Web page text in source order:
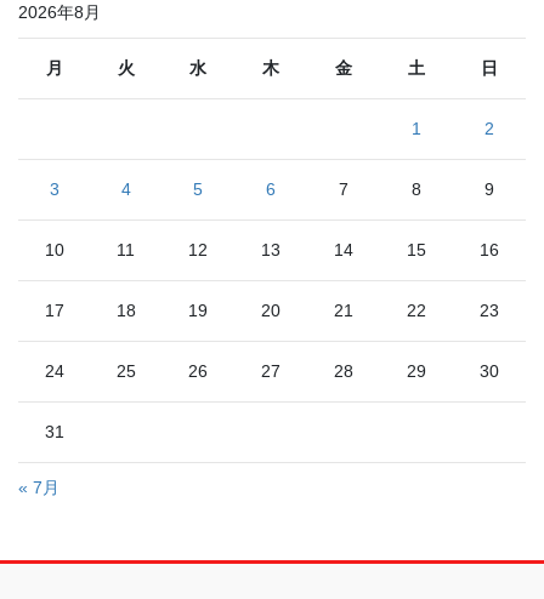
2026年8月
月 火 水 木 金 土 日
1 2
3 4 5 6 7 8 9
10 11 12 13 14 15 16
17 18 19 20 21 22 23
24 25 26 27 28 29 30
31
« 7月